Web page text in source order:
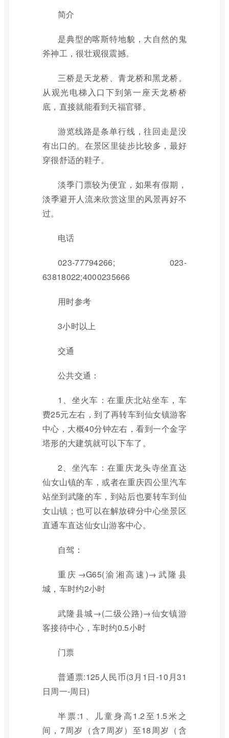
简介
是典型的喀斯特地貌，大自然的鬼
斧神工，很壮观很震撼。
三桥是天龙桥、青龙桥和黑龙桥。
从观光电梯入口下到第一座天龙桥桥
底，直接就能看到天福官驿。
游览线路是条单行线，往回走是没
有出口的。在景区里徒步比较多，最好
穿很舒适的鞋子。
淡季门票较为便宜，如果有假期，
淡季避开人流来欣赏这里的风景再好不
过。
电话
023-77794266; 023-
63818022;4000235666
用时参考
3小时以上
交通
公共交通：
1、坐火车：在重庆北站坐车，车
费25元左右，到了再转车到仙女镇游客
中心，大概40分钟左右，看到一个金字
塔形的大建筑就可以下车了。
2、坐汽车：在重庆龙头寺坐直达
仙女山镇的车，或者在重庆四公里汽车
站坐到武隆的车，到站后也要转车到仙
女山镇；也可以在解放碑分中心坐景区
直通车直达仙女山游客中心。
自驾：
重庆→G65(渝湘高速)→武隆县
城，车时约2小时
武隆县城→(二级公路)→仙女镇游
客接待中心，车时约0.5小时
门票
普通票:125人民币(3月1日-10月31
日周一-周日)
半票:1、儿童身高1.2至1.5米之
间，7周岁（含7周岁）至18周岁（含